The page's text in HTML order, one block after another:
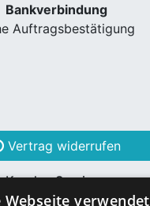
Bankverbindung
Auftragsbestätigung
Vertrag widerrufen
Kunden Services
Webseite verwendet